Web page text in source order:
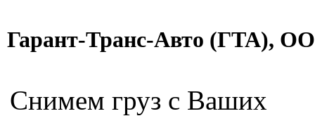
Гарант-Транс-Авто (ГТА),
Снимем груз с Ваших